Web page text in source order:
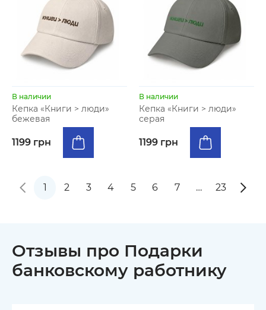
В наличии
Кепка «Книги > люди»
бежевая
1199 грн
В наличии
Кепка «Книги > люди»
серая
1199 грн
1 2 3 4 5 6 7 … 23
Отзывы про Подарки
банковскому работнику